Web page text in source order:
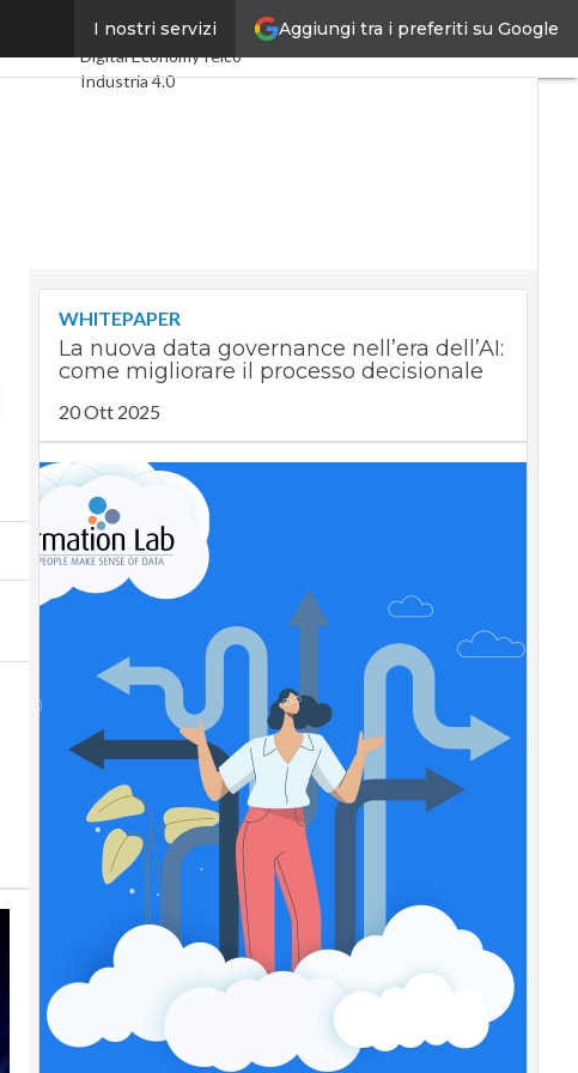
Aggiungi tra i preferiti su Google
I nostri servizi
Ultimi articoli
Digital EconomyTelco
Industria 4.0
WHITEPAPER
La nuova data governance nell’era dell’AI:
come migliorare il processo decisionale
20 Ott 2025